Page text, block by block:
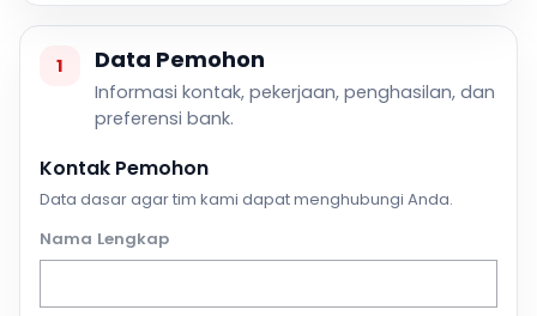
1 Data Pemohon
Informasi kontak, pekerjaan, penghasilan, dan
preferensi bank.
Kontak Pemohon
Data dasar agar tim kami dapat menghubungi Anda.
Nama Lengkap